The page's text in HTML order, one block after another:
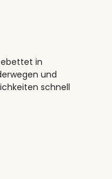
in
und
schnell